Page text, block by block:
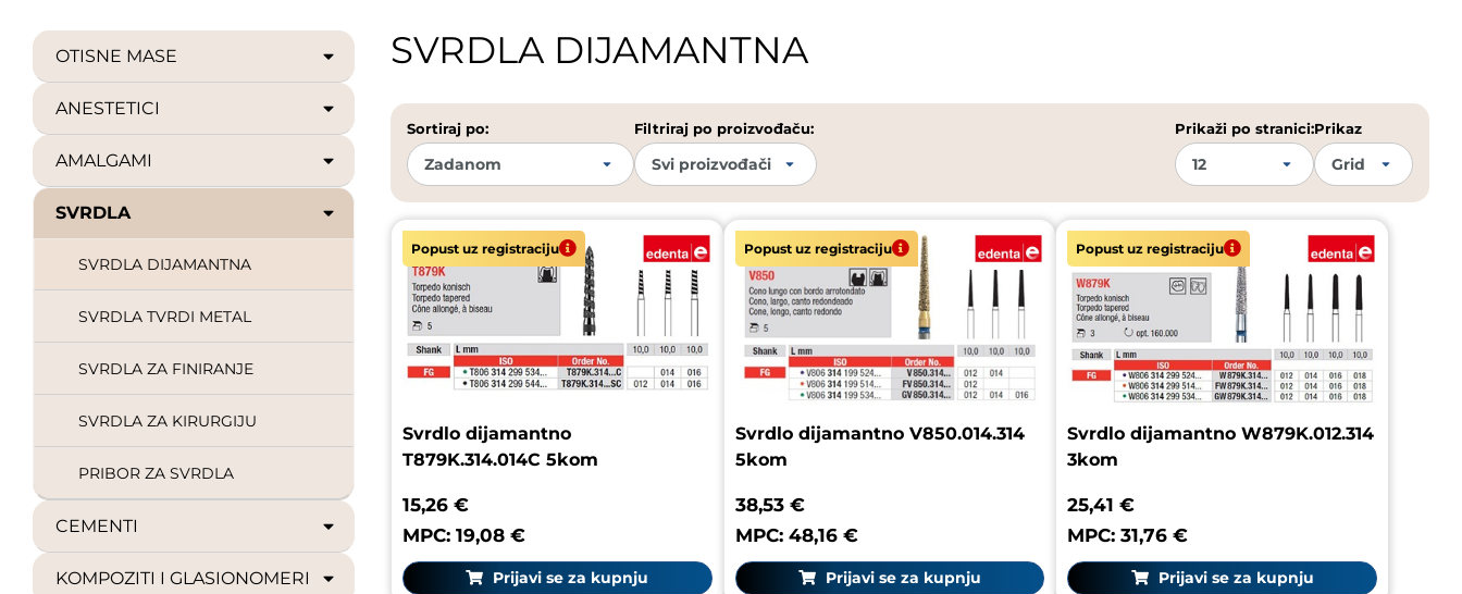
OTISNE MASE
ANESTETICI
AMALGAMI
SVRDLA
SVRDLA DIJAMANTNA
SVRDLA TVRDI METAL
SVRDLA ZA FINIRANJE
SVRDLA ZA KIRURGIJU
PRIBOR ZA SVRDLA
CEMENTI
KOMPOZITI I GLASIONOMERI
SVRDLA DIJAMANTNA
Sortiraj po: Filtriraj po proizvođaču: Prikaži po stranici:Prikaz
Popust uz registraciju
Svrdlo dijamantno
T879K.314.014C 5kom
15,26 €
MPC: 19,08 €
Prijavi se za kupnju
Popust uz registraciju
Svrdlo dijamantno V850.014.314
5kom
38,53 €
MPC: 48,16 €
Prijavi se za kupnju
Popust uz registraciju
Svrdlo dijamantno W879K.012.314
3kom
25,41 €
MPC: 31,76 €
Prijavi se za kupnju